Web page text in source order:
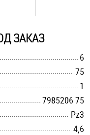
ЗАКАЗ
6
75
1
7985206 75
Pz3
4,6